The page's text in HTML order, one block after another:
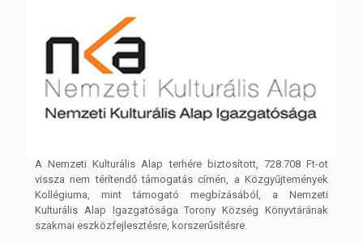
A Nemzeti Kulturális Alap terhére biztosított, 728.708 Ft-ot
vissza nem térítendő támogatás címén, a Közgyűjtemények
Kollégiuma, mint támogató megbízásából, a Nemzeti
Kulturális Alap Igazgatósága Torony Község Könyvtárának
szakmai eszközfejlesztésre, korszerűsítésre.